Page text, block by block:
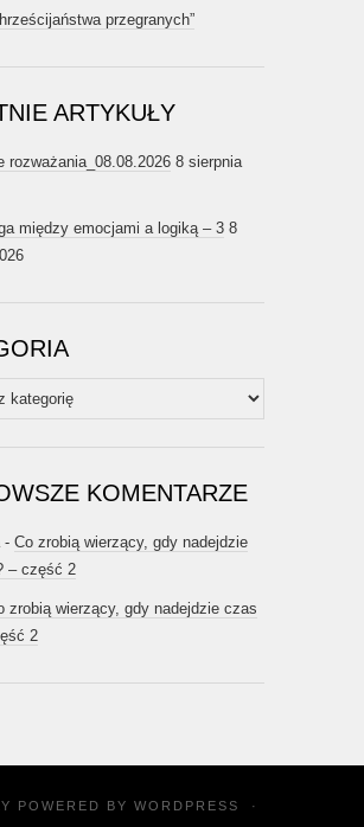
przegranych”
ARTYKUŁY
rozważania_08.08.2026 8 sierpnia
między emocjami a logiką – 3 8
KOMENTARZE
- Co zrobią wierzący, gdy nadejdzie
– część 2
zrobią wierzący, gdy nadejdzie czas
2
POWERED BY WORDPRESS
·